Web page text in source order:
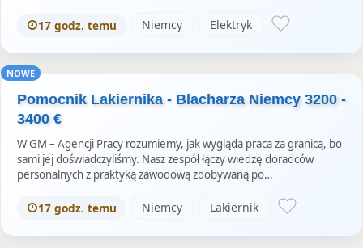
17 godz. temu Niemcy Elektryk
NOWE
Pomocnik Lakiernika - Blacharza Niemcy 3200 -
3400 €
W GM – Agencji Pracy rozumiemy, jak wygląda praca za granicą, bo
sami jej doświadczyliśmy. Nasz zespół łączy wiedzę doradców
personalnych z praktyką zawodową zdobywaną po…
17 godz. temu Niemcy Lakiernik